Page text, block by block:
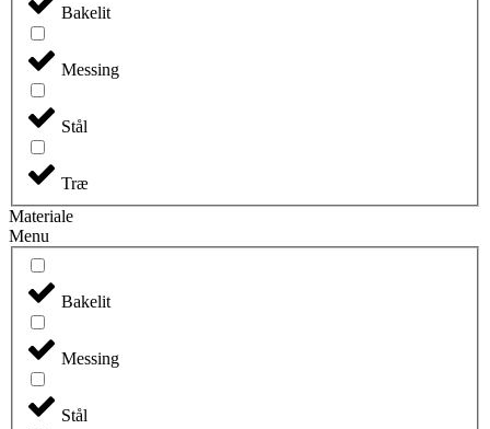
Bakelit
Messing
Stål
Træ
Materiale
Menu
Bakelit
Messing
Stål